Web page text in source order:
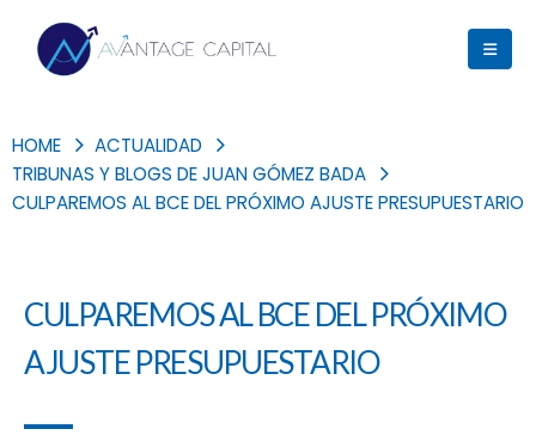
HOME
ACTUALIDAD
TRIBUNAS Y BLOGS DE JUAN GÓMEZ BADA
CULPAREMOS AL BCE DEL PRÓXIMO AJUSTE PRESUPUESTARIO
CULPAREMOS AL BCE DEL PRÓXIMO
AJUSTE PRESUPUESTARIO